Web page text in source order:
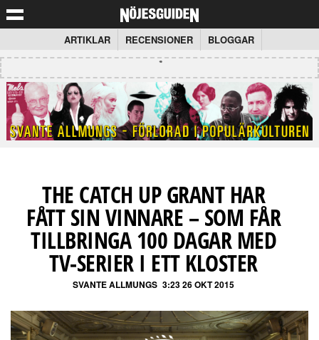
ARTIKLAR RECENSIONER BLOGGAR
THE CATCH UP GRANT HAR
FÅTT SIN VINNARE – SOM FÅR
TILLBRINGA 100 DAGAR MED
TV-SERIER I ETT KLOSTER
SVANTE ALLMUNGS 3:23 26 OKT 2015